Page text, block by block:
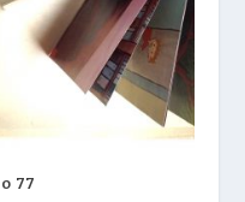
77